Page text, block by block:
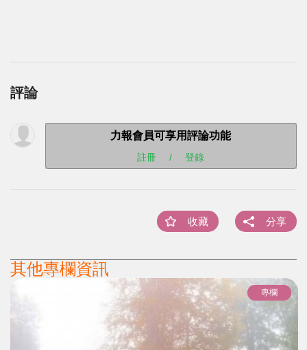
評論
力報會員可享用評論功能
註冊 / 登錄
收藏 分享
其他專欄資訊
專欄